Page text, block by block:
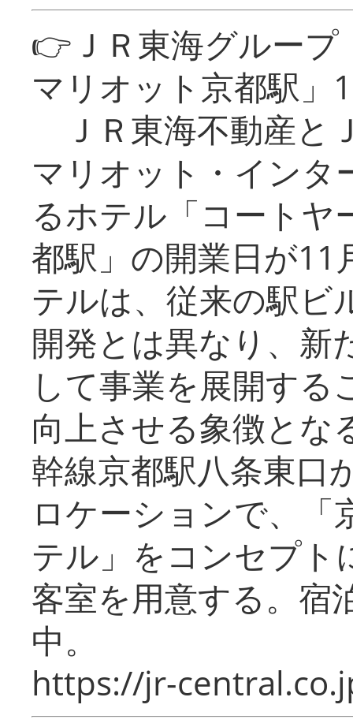
👉ＪＲ東海グルー
マリオット京都駅」
ＪＲ東海不動産と
マリオット・インタ
るホテル「コートヤ
都駅」の開業日が11
テルは、従来の駅ビ
開発とは異なり、新
して事業を展開する
向上させる象徴とな
幹線京都駅八条東口
ロケーションで、「
テル」をコンセプト
客室を用意する。宿
中。
https://jr-